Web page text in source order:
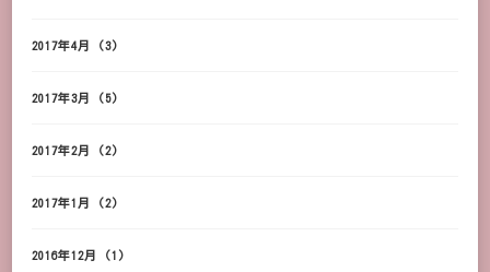
2017年4月 (3)
2017年3月 (5)
2017年2月 (2)
2017年1月 (2)
2016年12月 (1)